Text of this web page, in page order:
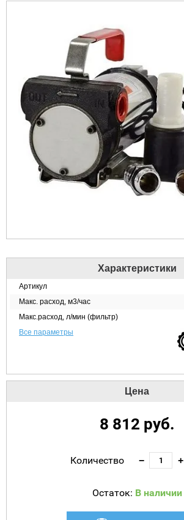
Характеристики
Артикул
Макс. расход, м3/час
Макс.расход, л/мин (фильтр)
Все параметры
Цена
8 812 руб.
Количество − +
Остаток: В наличии